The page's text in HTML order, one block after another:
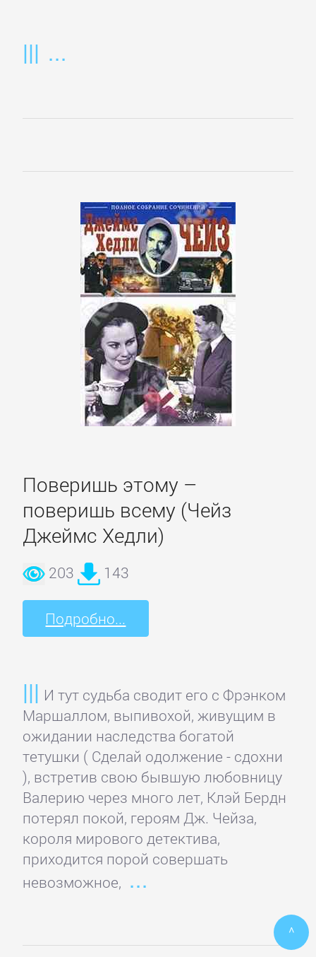
Поверишь этому –
поверишь всему (Чейз
Джеймс Хедли)
203 143
Подробно...
И тут судьба сводит его с Фрэнком
Маршаллом, выпивохой, живущим в
ожидании наследства богатой
тетушки ( Сделай одолжение - сдохни
), встретив свою бывшую любовницу
Валерию через много лет, Клэй Бердн
потерял покой, героям Дж. Чейза,
короля мирового детектива,
приходится порой совершать
невозможное,
Социология
литература
Физика
Философия
Юриспруденция,
Языкознание
ПОВЕСТИ
РАССКАЗЫ
Очерки
Повести
Рассказы
Эссе
И
ДРАМА
Драматургия
Зарубежная
драматургия
Зарубежные
Поэзия
^